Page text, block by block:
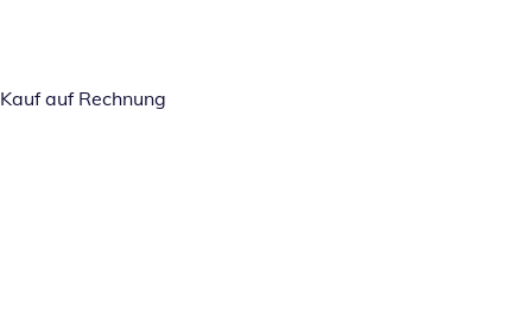
Kauf auf Rechnung